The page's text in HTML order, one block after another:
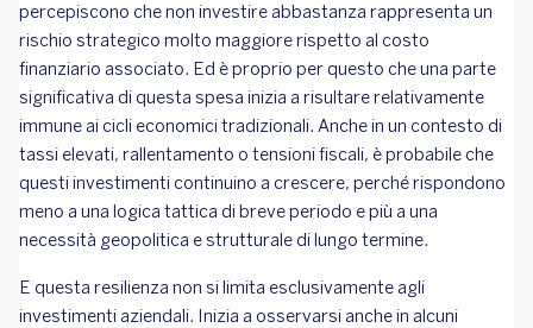
percepiscono che non investire abbastanza rappresenta un
rischio strategico molto maggiore rispetto al costo
finanziario associato. Ed è proprio per questo che una parte
significativa di questa spesa inizia a risultare relativamente
immune ai cicli economici tradizionali. Anche in un contesto di
tassi elevati, rallentamento o tensioni fiscali, è probabile che
questi investimenti continuino a crescere, perché rispondono
meno a una logica tattica di breve periodo e più a una
necessità geopolitica e strutturale di lungo termine.
E questa resilienza non si limita esclusivamente agli
investimenti aziendali. Inizia a osservarsi anche in alcuni